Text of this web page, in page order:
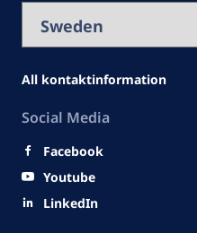
All kontaktinformation
Social Media
Facebook
Youtube
LinkedIn